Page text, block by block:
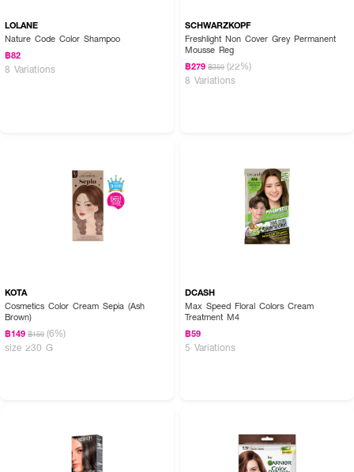
LOLANE
Nature Code Color Shampoo
฿82
8 Variations
SCHWARZKOPF
Freshlight Non Cover Grey Permanent
Mousse Reg
฿279 ฿359 (22%)
8 Variations
KOTA
Cosmetics Color Cream Sepia (Ash
Brown)
฿149 ฿159 (6%)
size 230 G
DCASH
Max Speed Floral Colors Cream
Treatment M4
฿59
5 Variations